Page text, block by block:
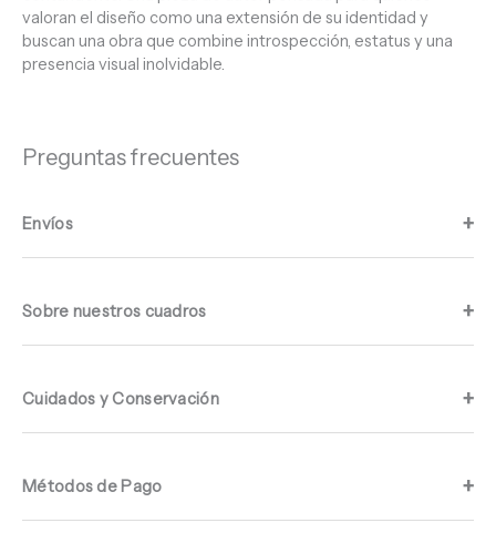
valoran el diseño como una extensión de su identidad y
buscan una obra que combine introspección, estatus y una
presencia visual inolvidable.
Preguntas frecuentes
Envíos
Sobre nuestros cuadros
Cuidados y Conservación
Métodos de Pago